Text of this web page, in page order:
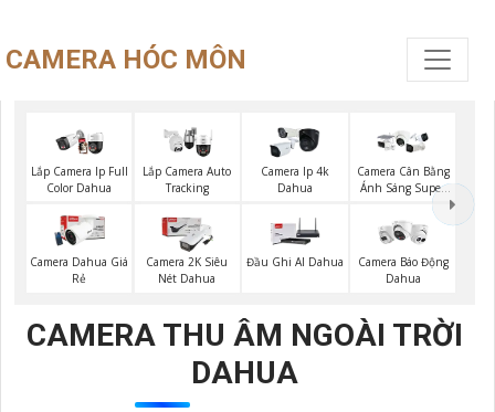
CAMERA HÓC MÔN
Lắp Camera Ip Full
Color Dahua
Lắp Camera Auto
Tracking
Camera Ip 4k
Dahua
Camera Cân Bằng
Ánh Sáng Super
Camera Dahua Giá
Rẻ
Camera 2K Siêu
Nét Dahua
Đầu Ghi AI Dahua
Camera Báo Động
Dahua
CAMERA THU ÂM NGOÀI TRỜI
DAHUA